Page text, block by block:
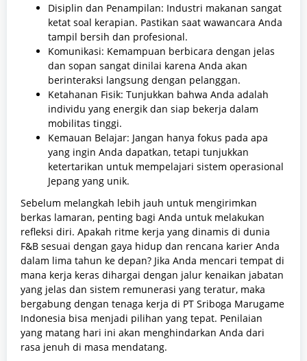
Disiplin dan Penampilan: Industri makanan sangat
ketat soal kerapian. Pastikan saat wawancara Anda
tampil bersih dan profesional.
Komunikasi: Kemampuan berbicara dengan jelas
dan sopan sangat dinilai karena Anda akan
berinteraksi langsung dengan pelanggan.
Ketahanan Fisik: Tunjukkan bahwa Anda adalah
individu yang energik dan siap bekerja dalam
mobilitas tinggi.
Kemauan Belajar: Jangan hanya fokus pada apa
yang ingin Anda dapatkan, tetapi tunjukkan
ketertarikan untuk mempelajari sistem operasional
Jepang yang unik.
Sebelum melangkah lebih jauh untuk mengirimkan
berkas lamaran, penting bagi Anda untuk melakukan
refleksi diri. Apakah ritme kerja yang dinamis di dunia
F&B sesuai dengan gaya hidup dan rencana karier Anda
dalam lima tahun ke depan? Jika Anda mencari tempat di
mana kerja keras dihargai dengan jalur kenaikan jabatan
yang jelas dan sistem remunerasi yang teratur, maka
bergabung dengan tenaga kerja di PT Sriboga Marugame
Indonesia bisa menjadi pilihan yang tepat. Penilaian
yang matang hari ini akan menghindarkan Anda dari
rasa jenuh di masa mendatang.